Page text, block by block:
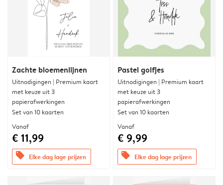
Zachte bloemenlijnen
Uitnodigingen | Premium kaart
met keuze uit 3
papierafwerkingen
Set van 10 kaarten
Vanaf
€ 11,99
offers Elke dag lage prijzen
Pastel golfjes
Uitnodigingen | Premium kaart
met keuze uit 3
papierafwerkingen
Set van 10 kaarten
Vanaf
€ 9,99
offers Elke dag lage prijzen